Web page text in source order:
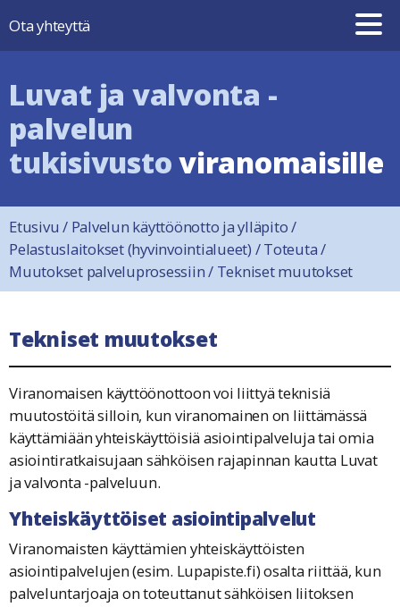
Ota yhteyttä
Luvat ja valvonta -
palvelun
tukisivustoviranomaisille
Etusivu / Palvelun käyttöönotto ja ylläpito/
Pelastuslaitokset (hyvinvointialueet) /Toteuta/
Muutokset palveluprosessiin/ Tekniset muutokset
Tekniset muutokset
Viranomaisen käyttöönottoon voi liittyä teknisiä
muutostöitä silloin, kun viranomainen on liittämässä
käyttämiään yhteiskäyttöisiä asiointipalveluja tai omia
asiointiratkaisujaan sähköisen rajapinnan kautta Luvat
ja valvonta -palveluun.
Yhteiskäyttöiset asiointipalvelut
Viranomaisten käyttämien yhteiskäyttöisten
asiointipalvelujen (esim. Lupapiste.fi) osalta riittää, kun
palveluntarjoaja on toteuttanut sähköisen liitoksen